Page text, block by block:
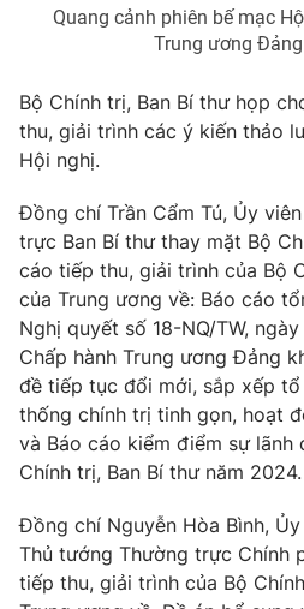
Thị trường 24h
VTV9
Liên hệ tòa soạn
THỜI BÁO VTV
Theo dõi báo trên
Cơ quan chủ quản:Đài Truyền hình
Cơ quan báo chí:Thời báo VTV
Giấy phép hoạt động báo in và báo
Quang cảnh phiên bế mạc
Trung ương
Bộ Chính trị, Ban Bí thư họp
thu, giải trình các ý kiến thảo
Hội nghị.
Đồng chí Trần Cẩm Tú, Ủy
trực Ban Bí thư thay mặt Bộ
cáo tiếp thu, giải trình của Bộ
của Trung ương về: Báo cáo
Nghị quyết số 18-NQ/TW,
Chấp hành Trung ương Đảng
đề tiếp tục đổi mới, sắp xếp
thống chính trị tinh gọn, hoạt
và Báo cáo kiểm điểm sự lãnh
Chính trị, Ban Bí thư năm 2024.
Đồng chí Nguyễn Hòa Bình,
Thủ tướng Thường trực Chính
tiếp thu, giải trình của Bộ